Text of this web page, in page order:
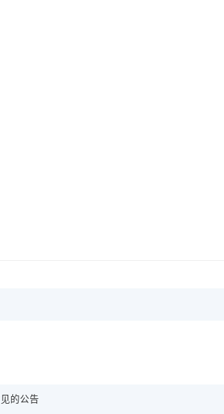
的公告